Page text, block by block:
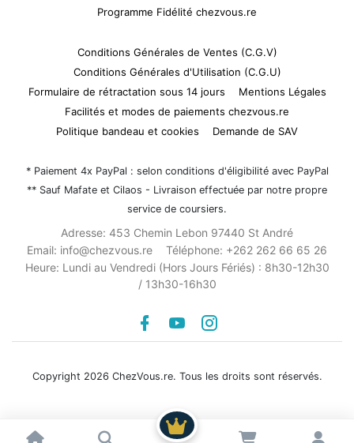
Programme Fidélité chezvous.re
Conditions Générales de Ventes (C.G.V)
Conditions Générales d'Utilisation (C.G.U)
Formulaire de rétractation sous 14 jours
Mentions Légales
Facilités et modes de paiements chezvous.re
Politique bandeau et cookies
Demande de SAV
* Paiement 4x PayPal : selon conditions d'éligibilité avec PayPal
** Sauf Mafate et Cilaos - Livraison effectuée par notre propre
service de coursiers.
Adresse: 453 Chemin Lebon 97440 St André
Email: info@chezvous.re Téléphone: +262 262 66 65 26
Heure: Lundi au Vendredi (Hors Jours Fériés) : 8h30-12h30
/ 13h30-16h30
Facebook
youtube
instagram
Copyright 2026 ChezVous.re. Tous les droits sont réservés.